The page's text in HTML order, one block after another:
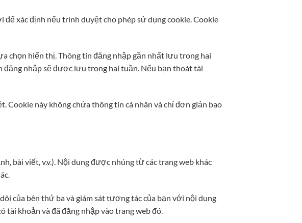
xác định nếu trình duyệt cho phép sử dụng cookie. Cookie
chọn hiển thị. Thông tin đăng nhập gần nhất lưu trong hai
đăng nhập sẽ được lưu trong hai tuần. Nếu bạn thoát tài
này không chứa thông tin cá nhân và chỉ đơn giản bao
bài viết, v.v.). Nội dung được nhúng từ các trang web khác
của bên thứ ba và giám sát tương tác của bạn với nội dung
khoản và đã đăng nhập vào trang web đó.